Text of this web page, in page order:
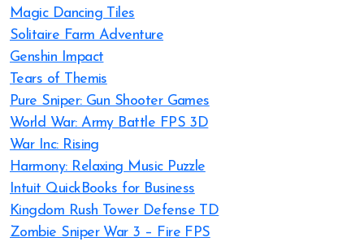
Magic Dancing Tiles
Solitaire Farm Adventure
Genshin Impact
Tears of Themis
Pure Sniper: Gun Shooter Games
World War: Army Battle FPS 3D
War Inc: Rising
Harmony: Relaxing Music Puzzle
Intuit QuickBooks for Business
Kingdom Rush Tower Defense TD
Zombie Sniper War 3 – Fire FPS